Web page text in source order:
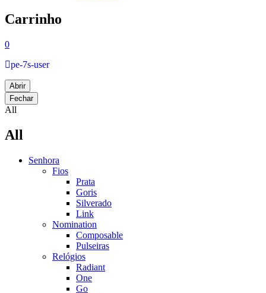
Carrinho
0
pe-7s-user
Abrir
Fechar
All
All
Senhora
Fios
Prata
Goris
Silverado
Link
Nomination
Composable
Pulseiras
Relógios
Radiant
One
Go